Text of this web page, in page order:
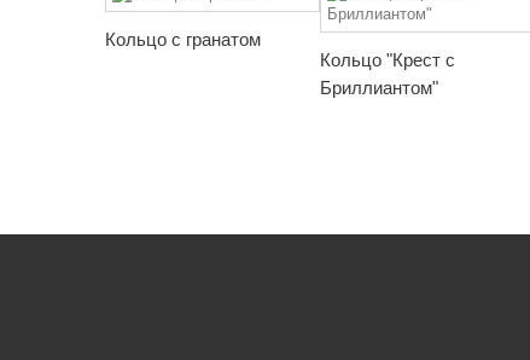
Кольцо с гранатом
Кольцо "Крест с
Бриллиантом"